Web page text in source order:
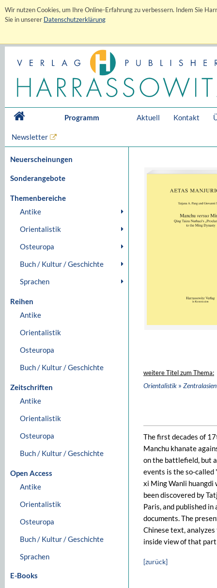
Wir nutzen Cookies, um Ihre Online-Erfahrung zu verbessern. Indem Sie
Sie in unserer Datenschutzerklärung
Programm Aktuell Kontakt
Newsletter
Neuerscheinungen
Sonderangebote
Themenbereiche
Antike
Orientalistik
Osteuropa
Buch / Kultur / Geschichte
Sprachen
Reihen
Antike
Orientalistik
Osteuropa
Buch / Kultur / Geschichte
Zeitschriften
Antike
Orientalistik
Osteuropa
Buch / Kultur / Geschichte
Open Access
Antike
Orientalistik
Osteuropa
Buch / Kultur / Geschichte
Sprachen
E-Books
weitere Titel zum Thema:
Orientalistik »
The first decades of
Manchu khanate
on the battlefield, but
events is the so-
xi Ming Wanli huangdi
been discovered by
Paris, and published
documents. The
Chinese text,
inside view of that
[zurück]